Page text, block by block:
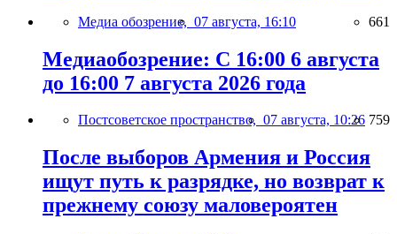
Медиа обозрение, 07 августа, 16:10 661
Медиаобозрение: С 16:00 6 августа
до 16:00 7 августа 2026 года
Постсоветское пространство, 07 августа, 10:26 759
После выборов Армения и Россия
ищут путь к разрядке, но возврат к
прежнему союзу маловероятен